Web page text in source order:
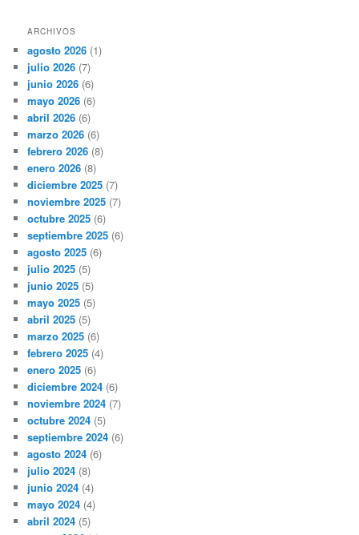
ARCHIVOS
agosto 2026 (1)
julio 2026 (7)
junio 2026 (6)
mayo 2026 (6)
abril 2026 (6)
marzo 2026 (6)
febrero 2026 (8)
enero 2026 (8)
diciembre 2025 (7)
noviembre 2025 (7)
octubre 2025 (6)
septiembre 2025 (6)
agosto 2025 (6)
julio 2025 (5)
junio 2025 (5)
mayo 2025 (5)
abril 2025 (5)
marzo 2025 (6)
febrero 2025 (4)
enero 2025 (6)
diciembre 2024 (6)
noviembre 2024 (7)
octubre 2024 (5)
septiembre 2024 (6)
agosto 2024 (6)
julio 2024 (8)
junio 2024 (4)
mayo 2024 (4)
abril 2024 (5)